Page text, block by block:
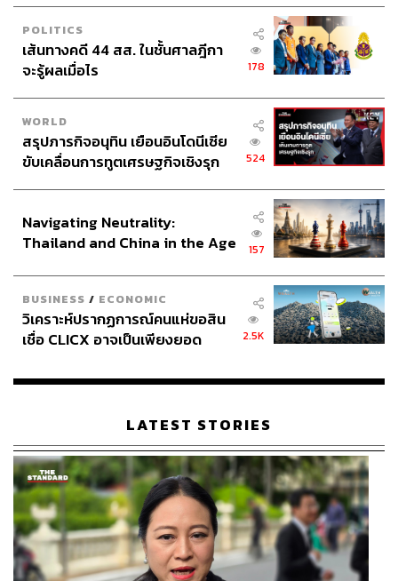
POLITICS
เส้นทางคดี 44 สส. ในชั้นศาลฎีกา
จะรู้ผลเมื่อไร
178
WORLD
สรุปภารกิจอนุทิน เยือนอินโดนีเซีย
ขับเคลื่อนการทูตเศรษฐกิจเชิงรุก
524
Navigating Neutrality:
Thailand and China in the Age
157
BUSINESS / ECONOMIC
วิเคราะห์ปรากฏการณ์คนแห่ขอสิน
เชื่อ CLICX อาจเป็นเพียงยอด
เรือนไทยที่ถูกซุกไว้
2.5K
LATEST STORIES